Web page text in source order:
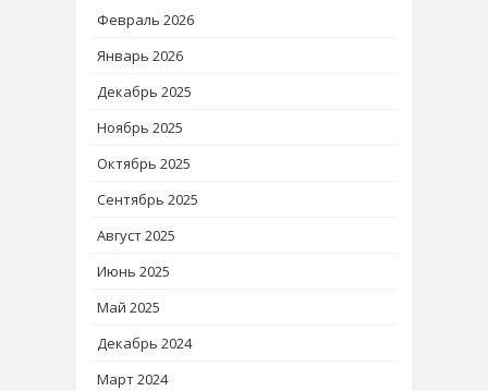
Февраль 2026
Январь 2026
Декабрь 2025
Ноябрь 2025
Октябрь 2025
Сентябрь 2025
Август 2025
Июнь 2025
Май 2025
Декабрь 2024
Март 2024